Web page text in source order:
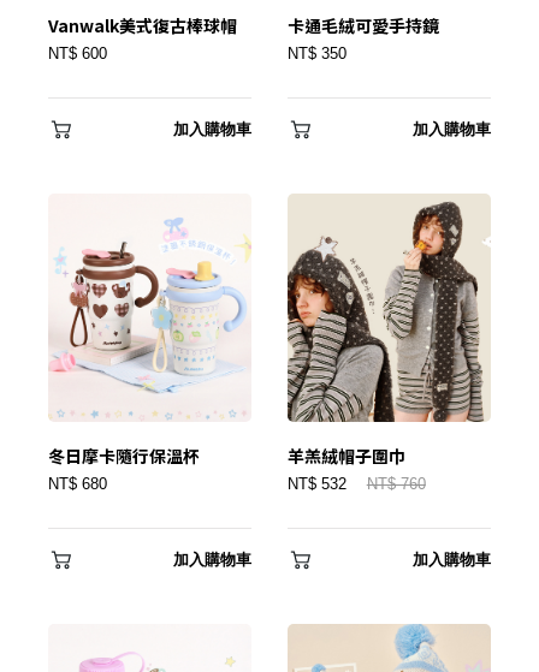
Vanwalk美式復古棒球帽
NT$ 600
加入購物車
卡通毛絨可愛手持鏡
NT$ 350
加入購物車
冬日摩卡隨行保溫杯
NT$ 680
加入購物車
羊羔絨帽子圍巾
NT$ 532 NT$ 760
加入購物車